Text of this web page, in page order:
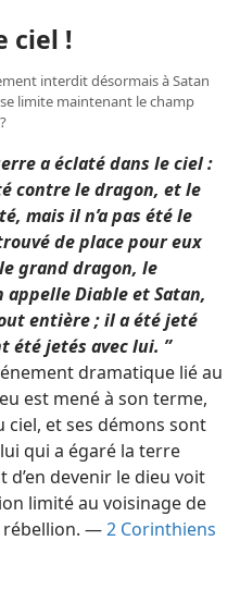
ciel !
interdit désormais à Satan
limite maintenant le champ
a éclaté dans le ciel :
contre le dragon, et le
mais il n’a pas été le
de place pour eux
grand dragon, le
Diable et Satan,
entière ; il a été jeté
été jetés avec lui. ”
dramatique lié au
est mené à son terme,
ciel, et ses démons sont
qui a égaré la terre
devenir le dieu voit
limité au voisinage de
rébellion. —2 Corinthiens